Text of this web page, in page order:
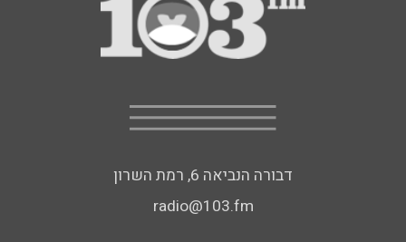
דבורה הנביאה 6, רמת השרון
radio@103.fm